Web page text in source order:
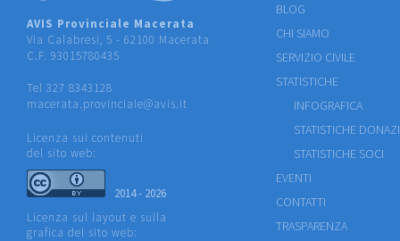
AVIS Provinciale Macerata
Via Calabresi, 5 - 62100 Macerata
C.F. 93015780435
Tel 327 8343128
macerata.provinciale@avis.it
Licenza sui contenuti
del sito web:
2014 - 2026
Licenza sul layout e sulla
grafica del sito web:
BLOG
CHI SIAMO
SERVIZIO CIVILE
STATISTICHE
INFOGRAFICA
STATISTICHE
STATISTICHE SOCI
EVENTI
CONTATTI
TRASPARENZA